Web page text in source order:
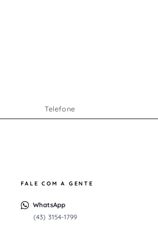
FALE COM A GENTE
WhatsApp
(43) 3154-1799